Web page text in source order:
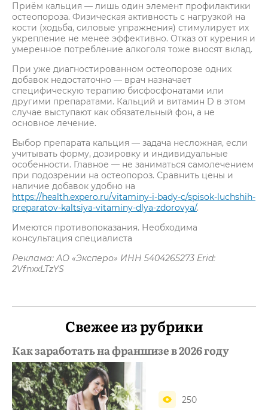
Приём кальция — лишь один элемент профилактики
остеопороза. Физическая активность с нагрузкой на
кости (ходьба, силовые упражнения) стимулирует их
укрепление не менее эффективно. Отказ от курения и
умеренное потребление алкоголя тоже вносят вклад.
При уже диагностированном остеопорозе одних
добавок недостаточно — врач назначает
специфическую терапию бисфосфонатами или
другими препаратами. Кальций и витамин D в этом
случае выступают как обязательный фон, а не
основное лечение.
Выбор препарата кальция — задача несложная, если
учитывать форму, дозировку и индивидуальные
особенности. Главное — не заниматься самолечением
при подозрении на остеопороз. Сравнить цены и
наличие добавок удобно на
https://health.expero.ru/vitaminy-i-bady-c/spisok-luchshih-
preparatov-kaltsiya-vitaminy-dlya-zdorovya/.
Имеются противопоказания. Необходима
консультация специалиста
Реклама: АО «Эксперо» ИНН 5404265273 Erid:
2VfnxxLTzYS
Свежее из рубрики
Как заработать на франшизе в 2026 году
250